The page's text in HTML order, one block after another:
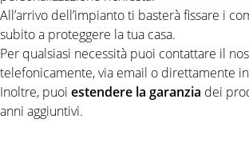
Supporto
All’arrivo dell’impianto ti basterà fissare i
subito a proteggere la tua casa.
Per qualsiasi necessità puoi contattare il
telefonicamente, via email o direttamente
Inoltre, puoi estendere la garanzia dei
anni aggiuntivi.